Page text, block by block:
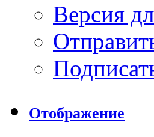
Версия
Отображение